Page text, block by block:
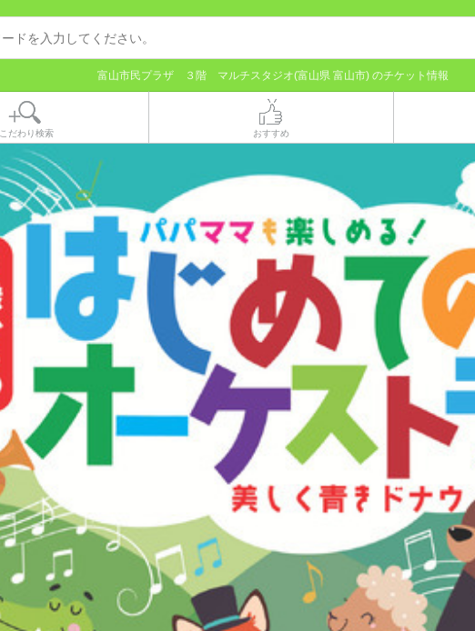
富山市民プラザ ３階 マルチスタジオ(富山県 富山市) のチケット情報
こだわり検索 おすすめ